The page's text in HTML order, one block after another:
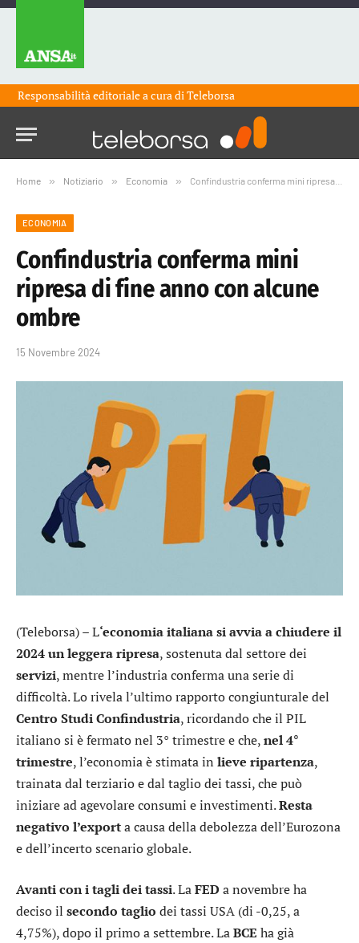
Responsabilità editoriale a cura diTeleborsa
Home » Notiziario » Economia » Confindustria conferma mini ripresa di fine anno con alcune ombre
ECONOMIA
Confindustria conferma mini
ripresa di fine anno con alcune
ombre
15 Novembre 2024
(Teleborsa) – L‘economia italiana si avvia a chiudere il
2024 un leggera ripresa, sostenuta dal settore dei
servizi, mentre l’industria conferma una serie di
difficoltà. Lo rivela l’ultimo rapporto congiunturale del
Centro Studi Confindustria, ricordando che il PIL
italiano si è fermato nel 3° trimestre e che,nel 4°
trimestre, l’economia è stimata in lieve ripartenza,
trainata dal terziario e dal taglio dei tassi, che può
iniziare ad agevolare consumi e investimenti.Resta
negativo l’exporta causa della debolezza dell’Eurozona
e dell’incerto scenario globale.
Avanti con i tagli dei tassi. LaFEDa novembre ha
deciso il secondo taglio dei tassi USA (di -0,25, a
4,75%), dopo il primo a settembre. LaBCE ha già